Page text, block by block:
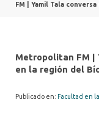
FM | Yamil Tala
Metropolitan FM |
en la región del
Publicado en: Facultad en